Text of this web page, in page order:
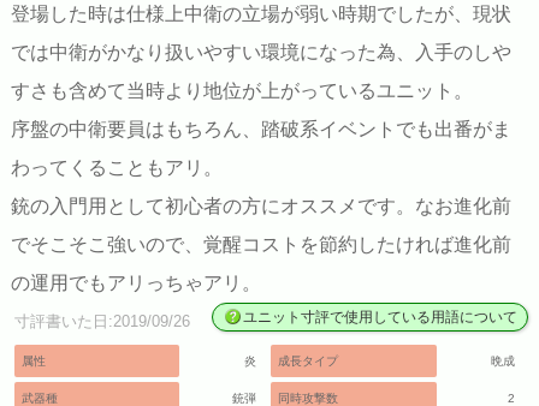
登場した時は仕様上中衛の立場が弱い時期でしたが、現状
では中衛がかなり扱いやすい環境になった為、入手のしや
すさも含めて当時より地位が上がっているユニット。
序盤の中衛要員はもちろん、踏破系イベントでも出番がま
わってくることもアリ。
銃の入門用として初心者の方にオススメです。なお進化前
でそこそこ強いので、覚醒コストを節約したければ進化前
の運用でもアリっちゃアリ。
寸評書いた日:2019/09/26 ユニット寸評で使用している用語について
属性 炎 成長タイプ 晩成
武器種 銃弾 同時攻撃数 2